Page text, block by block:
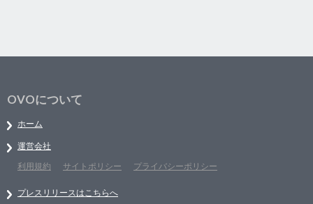
OVOについて
ホーム
運営会社
利用規約
サイトポリシー プライバシーポリシー
プレスリリースはこちらへ